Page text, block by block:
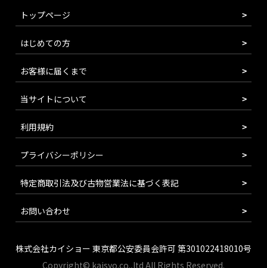
トップページ
はじめての方
お客様に届くまで
当サイトについて
利用規約
プライバシーポリシー
特定商取引法及び古物営業法に基づく表記
お問い合わせ
株式会社カイショー 東京都公安委員会許可 第301022418010号
Copyright© kaisyo.co.,ltd All Rights Reserved.